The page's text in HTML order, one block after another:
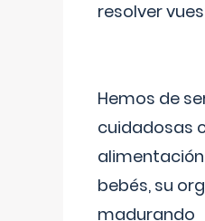
resolver
Hemos de
cuidadosas
bebés, su
madurando